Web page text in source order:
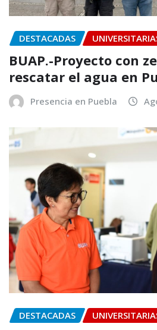
DESTACADAS
BUAP.-Proyecto con
rescatar el agua en
Presencia en Puebla
DESTACADAS